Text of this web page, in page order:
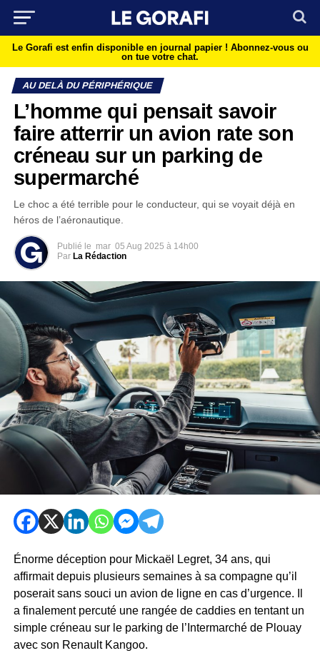
Le Gorafi est enfin disponible en journal papier ! Abonnez-vous ou
on tue votre chat.
AU DELÀ DU PÉRIPHÉRIQUE
L’homme qui pensait savoir
faire atterrir un avion rate son
créneau sur un parking de
supermarché
Le choc a été terrible pour le conducteur, qui se voyait déjà en
héros de l’aéronautique.
Publié le mar 05 Aug 2025 à 14h00
Par La Rédaction
Énorme déception pour Mickaël Legret, 34 ans, qui
affirmait depuis plusieurs semaines à sa compagne qu’il
poserait sans souci un avion de ligne en cas d’urgence. Il
a finalement percuté une rangée de caddies en tentant un
simple créneau sur le parking de l’Intermarché de Plouay
avec son Renault Kangoo.